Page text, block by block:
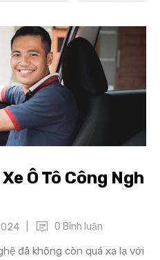
Ô Tô Công Ngh
0 Bình luận
đã không còn quá xa lạ với